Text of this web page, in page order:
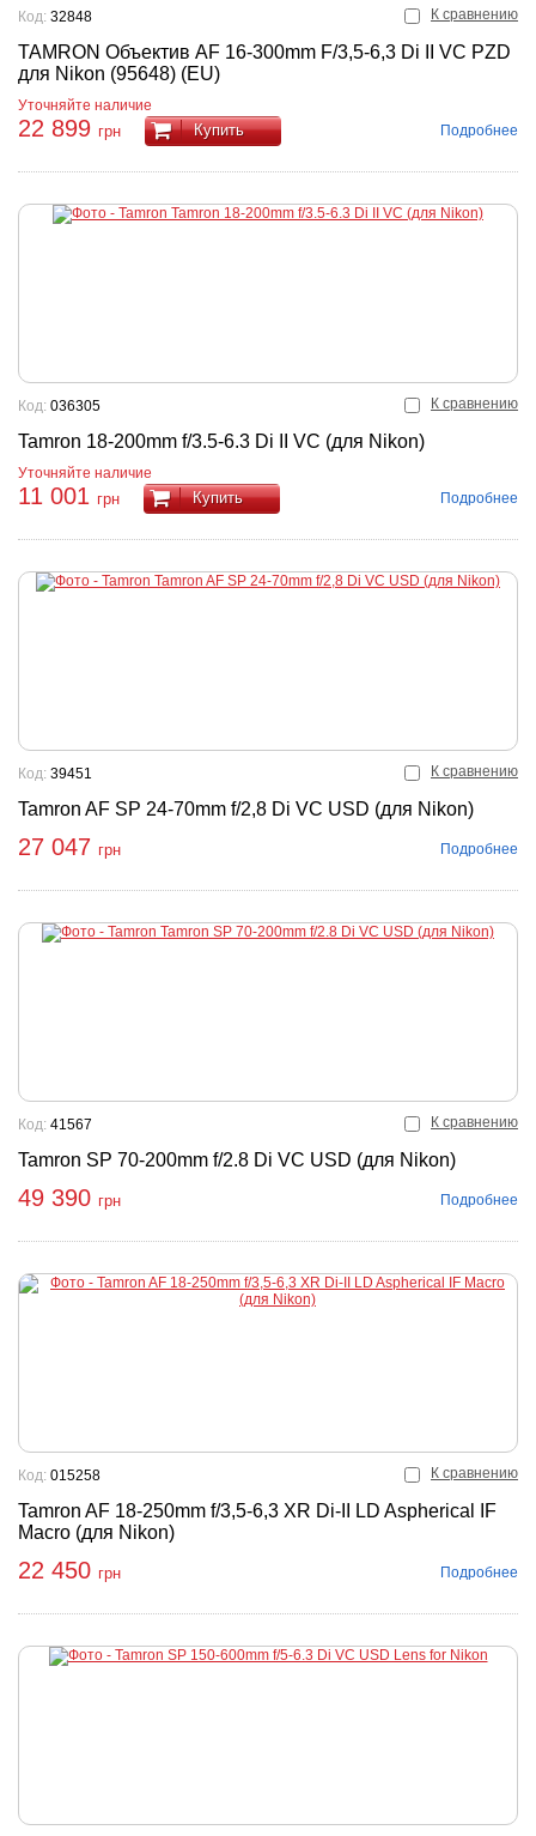
К сравнению
TAMRON Объектив AF 16-300mm F/3,5-6,3 Di II VC PZD
для Nikon (95648) (EU)
Код: 32848
Уточняйте наличие
22 899 грн Купить Подробнее
К сравнению
Tamron 18-200mm f/3.5-6.3 Di II VC (для Nikon)
Код: 036305
Уточняйте наличие
11 001 грн Купить Подробнее
К сравнению
Tamron AF SP 24-70mm f/2,8 Di VC USD (для Nikon)
Код: 39451
27 047 грн Подробнее
К сравнению
Tamron SP 70-200mm f/2.8 Di VC USD (для Nikon)
Код: 41567
49 390 грн Подробнее
К сравнению
Tamron AF 18-250mm f/3,5-6,3 XR Di-II LD Aspherical IF
Macro (для Nikon)
Код: 015258
22 450 грн Подробнее